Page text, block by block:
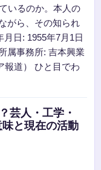
いるのか。本人の
がら、その知られ
月日: 1955年7月1日
属事務所: 吉本興業
報道） ひと目でわ
芸人・工学・
と現在の活動